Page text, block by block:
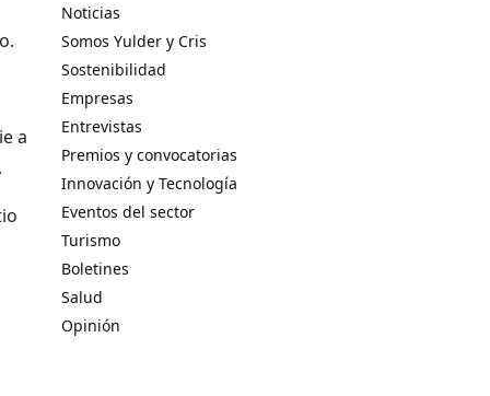
a
Noticias
Somos Yulder y Cris
Sostenibilidad
Empresas
Entrevistas
Premios y convocatorias
Innovación y Tecnología
Eventos del sector
Turismo
Boletines
Salud
Opinión